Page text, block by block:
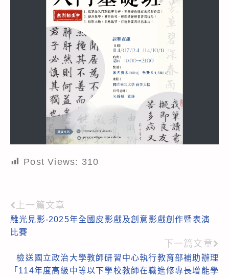
Post Views: 310
Read
more
上一篇文章
雕光見影-2025年全國皮影戲及創意影戲創作暨表演
比賽
下一篇文章
檢送國立政治大學教師研習中心執行教育部補助辦理
｢114年度高級中等以下學校教師在職進修專長增能學